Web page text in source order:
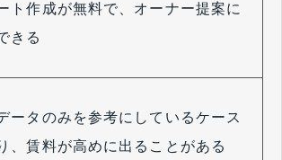
ト作成が無料で、オーナー提案に
きる
ータのみを参考にしているケース
、賃料が高めに出ることがある